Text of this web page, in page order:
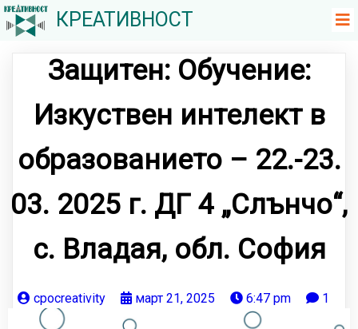
КРЕАТИВНОСТ
Защитен: Обучение:
Изкуствен интелект в
образованието – 22.-23.
03. 2025 г. ДГ 4 „Слънчо“,
с. Владая, обл. София
cpocreativity март 21, 2025 6:47 pm 1